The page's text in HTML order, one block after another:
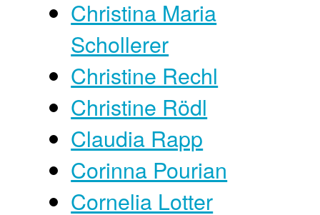
Christina Maria
Schollerer
Christine Rechl
Christine Rödl
Claudia Rapp
Corinna Pourian
Cornelia Lotter